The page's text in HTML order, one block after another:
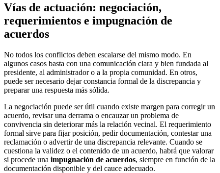
Vías de actuación: negociación,
requerimientos e impugnación de
acuerdos
No todos los conflictos deben escalarse del mismo modo. En
algunos casos basta con una comunicación clara y bien fundada al
presidente, al administrador o a la propia comunidad. En otros,
puede ser necesario dejar constancia formal de la discrepancia y
preparar una respuesta más sólida.
La negociación puede ser útil cuando existe margen para corregir un
acuerdo, revisar una derrama o encauzar un problema de
convivencia sin deteriorar más la relación vecinal. El requerimiento
formal sirve para fijar posición, pedir documentación, contestar una
reclamación o advertir de una discrepancia relevante. Cuando se
cuestiona la validez o el contenido de un acuerdo, habrá que valorar
si procede una impugnación de acuerdos, siempre en función de la
documentación disponible y del cauce adecuado.